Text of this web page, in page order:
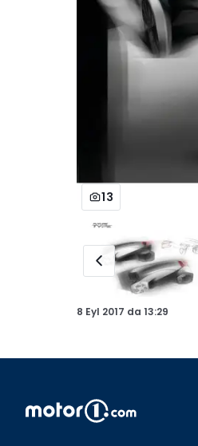
13
8 Eyl 2017 da 13:29